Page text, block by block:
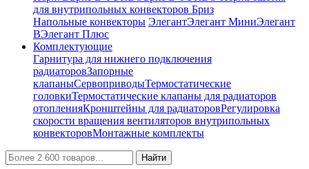
для внутрипольных конвекторов Бриз
Напольные конвекторы ЭлегантЭлегант МиниЭлегант
ВЭлегант Плюс
Комплектующие
Гарнитура для нижнего подключения
радиаторовЗапорные
клапаныСервоприводыТермостатические
головкиТермостатические клапаны для радиаторов
отопленияКронштейны для радиаторовРегулировка
скорости вращения вентиляторов внутрипольных
конвекторовМонтажные комплекты
Найти